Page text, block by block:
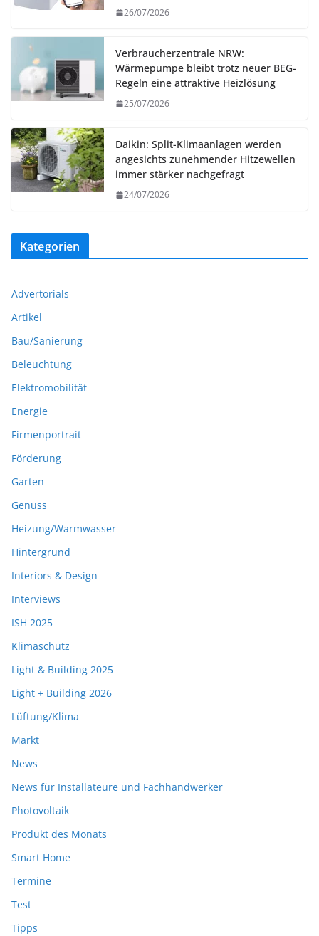
26/07/2026
Verbraucherzentrale NRW:
Wärmepumpe bleibt trotz neuer BEG-
Regeln eine attraktive Heizlösung
25/07/2026
Daikin: Split-Klimaanlagen werden
angesichts zunehmender Hitzewellen
immer stärker nachgefragt
24/07/2026
Kategorien
Advertorials
Artikel
Bau/Sanierung
Beleuchtung
Elektromobilität
Energie
Firmenportrait
Förderung
Garten
Genuss
Heizung/Warmwasser
Hintergrund
Interiors & Design
Interviews
ISH 2025
Klimaschutz
Light & Building 2025
Light + Building 2026
Lüftung/Klima
Markt
News
News für Installateure und Fachhandwerker
Photovoltaik
Produkt des Monats
Smart Home
Termine
Test
Tipps